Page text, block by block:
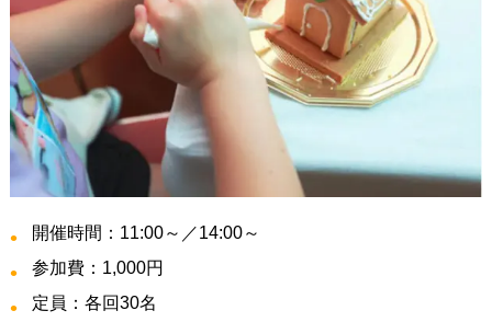
開催時間：11:00～／14:00～
参加費：1,000円
定員：各回30名